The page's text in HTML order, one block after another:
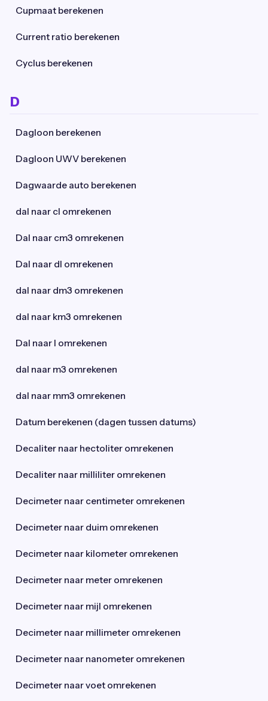
Cupmaat berekenen
Current ratio berekenen
Cyclus berekenen
D
Dagloon berekenen
Dagloon UWV berekenen
Dagwaarde auto berekenen
dal naar cl omrekenen
Dal naar cm3 omrekenen
Dal naar dl omrekenen
dal naar dm3 omrekenen
dal naar km3 omrekenen
Dal naar l omrekenen
dal naar m3 omrekenen
dal naar mm3 omrekenen
Datum berekenen (dagen tussen datums)
Decaliter naar hectoliter omrekenen
Decaliter naar milliliter omrekenen
Decimeter naar centimeter omrekenen
Decimeter naar duim omrekenen
Decimeter naar kilometer omrekenen
Decimeter naar meter omrekenen
Decimeter naar mijl omrekenen
Decimeter naar millimeter omrekenen
Decimeter naar nanometer omrekenen
Decimeter naar voet omrekenen